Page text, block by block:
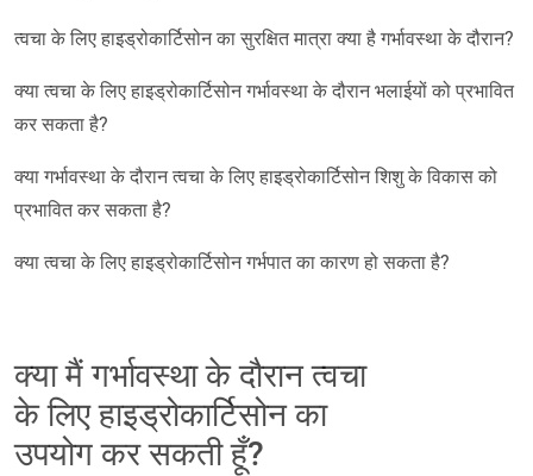
त्वचा के लिए हाइड्रोकार्टिसोन का सुरक्षित मात्रा क्या है गर्भावस्था के दौरान?
क्या त्वचा के लिए हाइड्रोकार्टिसोन गर्भावस्था के दौरान भलाईयों को प्रभावित
कर सकता है?
क्या गर्भावस्था के दौरान त्वचा के लिए हाइड्रोकार्टिसोन शिशु के विकास को
प्रभावित कर सकता है?
क्या त्वचा के लिए हाइड्रोकार्टिसोन गर्भपात का कारण हो सकता है?
क्या मैं गर्भावस्था के दौरान त्वचा
के लिए हाइड्रोकार्टिसोन का
उपयोग कर सकती हूँ?